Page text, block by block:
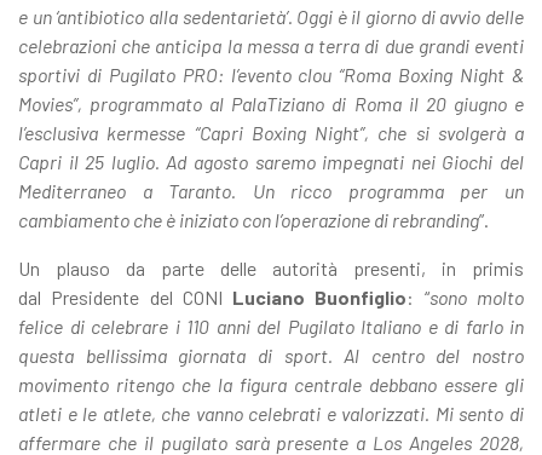
e un ‘antibiotico alla sedentarietà’. Oggi è il giorno di avvio delle
celebrazioni che anticipa la messa a terra di due grandi eventi
sportivi di Pugilato PRO: l’evento clou “Roma Boxing Night &
Movies”, programmato al PalaTiziano di Roma il 20 giugno e
l’esclusiva kermesse “Capri Boxing Night”, che si svolgerà a
Capri il 25 luglio. Ad agosto saremo impegnati nei Giochi del
Mediterraneo a Taranto. Un ricco programma per un
cambiamento che è iniziato con l’operazione di rebranding”.
Un plauso da parte delle autorità presenti, in primis
dal Presidente del CONI Luciano Buonfiglio: “sono molto
felice di celebrare i 110 anni del Pugilato Italiano e di farlo in
questa bellissima giornata di sport. Al centro del nostro
movimento ritengo che la figura centrale debbano essere gli
atleti e le atlete, che vanno celebrati e valorizzati. Mi sento di
affermare che il pugilato sarà presente a Los Angeles 2028,